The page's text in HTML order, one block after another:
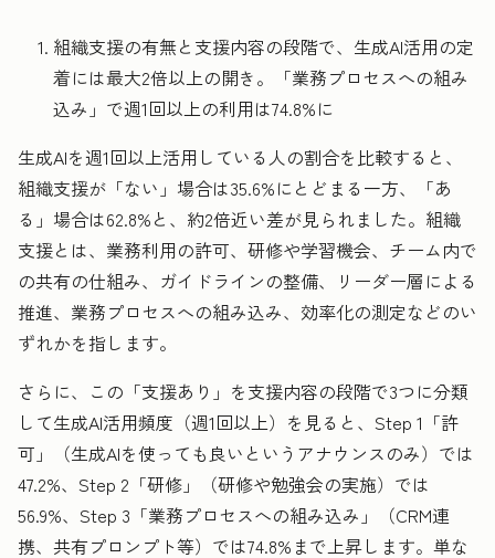
組織支援の有無と支援内容の段階で、生成AI活用の定
着には最大2倍以上の開き。「業務プロセスへの組み
込み」で週1回以上の利用は74.8%に
生成AIを週1回以上活用している人の割合を比較すると、
組織支援が「ない」場合は35.6%にとどまる一方、「あ
る」場合は62.8%と、約2倍近い差が見られました。組織
支援とは、業務利用の許可、研修や学習機会、チーム内で
の共有の仕組み、ガイドラインの整備、リーダー層による
推進、業務プロセスへの組み込み、効率化の測定などのい
ずれかを指します。
さらに、この「支援あり」を支援内容の段階で3つに分類
して生成AI活用頻度（週1回以上）を見ると、Step 1「許
可」（生成AIを使っても良いというアナウンスのみ）では
47.2%、Step 2「研修」（研修や勉強会の実施）では
56.9%、Step 3「業務プロセスへの組み込み」（CRM連
携、共有プロンプト等）では74.8%まで上昇します。単な